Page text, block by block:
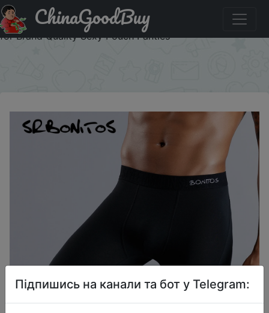
Знижка на Long Men Boxer Underwear Men Underware
Boxer Shorts Mens Cotton Long Leg Boxers Underpants
for Brand Quality Sexy Pouch Panties
ChinaGoodBuy
Підпишись на канали та бот у Telegram: